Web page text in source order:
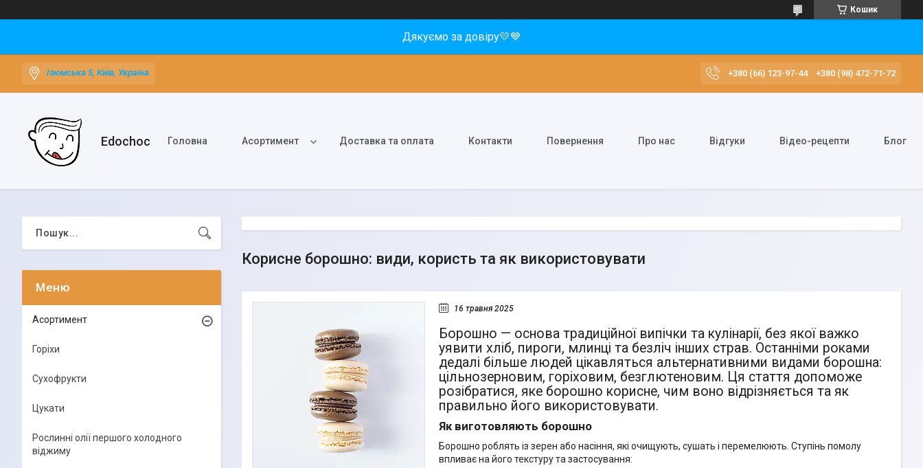
Кошик
Дякуємо за довіру💛💙
Ізюмська 5, Київ, Україна +380 (66) 123-97-44 +380 (98) 472-71-72
Edochoс Головна Асортимент Доставка та оплата Контакти Повернення Про нас Відгуки Відео-рецепти Блог
Корисне борошно: види, користь та як використовувати
16 травня 2025
Борошно — основа традиційної випічки та кулінарії, без якої важко
уявити хліб, пироги, млинці та безліч інших страв. Останніми роками
дедалі більше людей цікавляться альтернативними видами борошна:
цільнозерновим, горіховим, безглютеновим. Ця стаття допоможе
розібратися, яке борошно корисне, чим воно відрізняється та як
правильно його використовувати.
Як виготовляють борошно
Борошно роблять із зерен або насіння, які очищують, сушать і перемелюють. Ступінь помолу
впливає на його текстуру та застосування:
Асортимент
Горіхи
Сухофрукти
Цукати
Рослинні олії першого холодного
віджиму